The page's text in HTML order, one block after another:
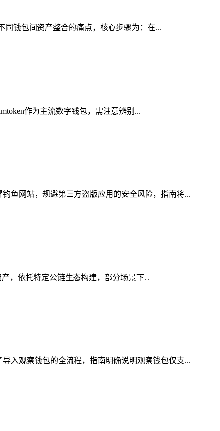
同钱包间资产整合的痛点，核心步骤为：在...
作为主流数字钱包，需注意辨别...
鱼网站，规避第三方盗版应用的安全风险，指南将...
，依托特定公链生态构建，部分场景下...
入观察钱包的全流程，指南明确说明观察钱包仅支...